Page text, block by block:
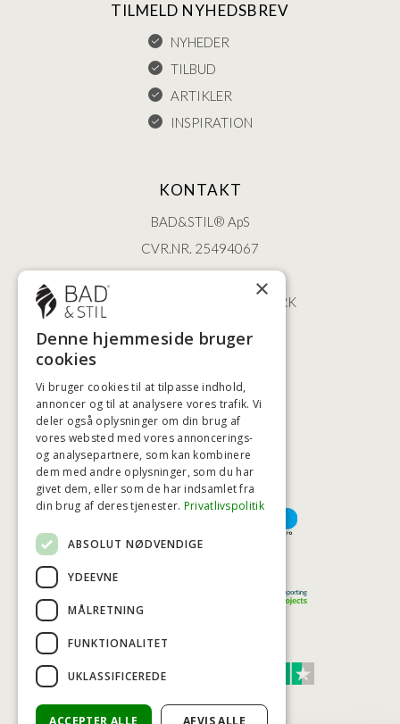
TILMELD NYHEDSBREV
NYHEDER
TILBUD
ARTIKLER
INSPIRATION
KONTAKT
BAD&STIL® ApS
CVR.NR. 25494067
ØSTERBROGADE 202
2100 KØBENHAVN • DANMARK
+45 3920 5084
HØJESTE KREDITVÆRDIGHED
BETALINGSMULIGHEDER
TRUST SCORE 4,7
×
Denne hjemmeside bruger
cookies
Vi bruger cookies til at tilpasse indhold,
annoncer og til at analysere vores trafik. Vi
deler også oplysninger om din brug af
vores websted med vores annoncerings-
og analysepartnere, som kan kombinere
dem med andre oplysninger, som du har
givet dem, eller som de har indsamlet fra
din brug af deres tjenester. Privatlivspolitik
ABSOLUT NØDVENDIGE
YDEEVNE
MÅLRETNING
FUNKTIONALITET
UKLASSIFICEREDE
ACCEPTER ALLE AFVIS ALLE